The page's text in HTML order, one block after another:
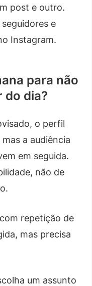
post e outro.
e
Instagram.
para não
do dia?
o perfil
a audiência
em seguida.
não de
repetição de
mas precisa
um assunto